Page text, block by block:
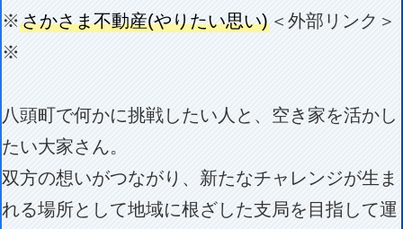
※さかさま不動産(やりたい思い) ＜外部リンク＞
※
八頭町で何かに挑戦したい人と、空き家を活かし
たい大家さん。
双方の想いがつながり、新たなチャレンジが生ま
れる場所として地域に根ざした支局を目指して運